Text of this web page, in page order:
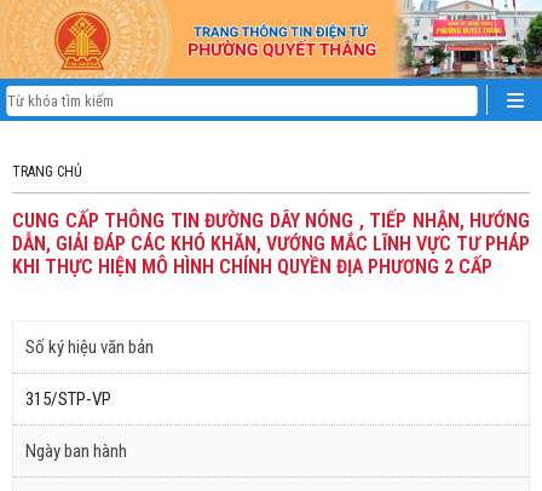
TRANG CHỦ
CUNG CẤP THÔNG TIN ĐƯỜNG DÂY NÓNG , TIẾP NHẬN, HƯỚNG
DẪN, GIẢI ĐÁP CÁC KHÓ KHĂN, VƯỚNG MẮC LĨNH VỰC TƯ PHÁP
KHI THỰC HIỆN MÔ HÌNH CHÍNH QUYỀN ĐỊA PHƯƠNG 2 CẤP
Số ký hiệu văn bản
315/STP-VP
Ngày ban hành